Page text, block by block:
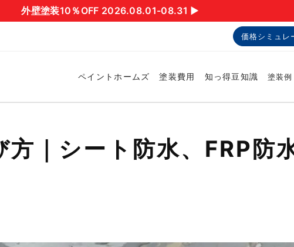
外壁塗装10％OFF 2026.08.01-08.31 ▶︎
価格シミュレ
ペイントホームズ 塗装費用 知っ得豆知識 塗装例
｜シート防水、FRP防